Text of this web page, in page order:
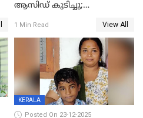
ആസിഡ് കുടിച്ചു;
മരിച്ചു
1 Min Read View All
KERALA
Posted On 23-12-2025